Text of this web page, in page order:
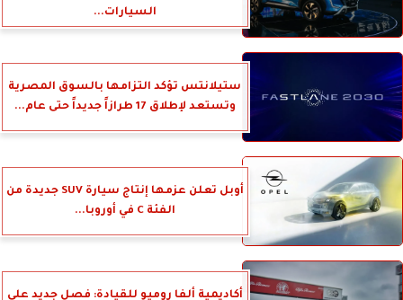
السيارات...
ستيلانتس تؤكد التزامها بالسوق المصرية
وتستعد لإطلاق 17 طرازاً جديداً حتى عام...
أوبل تعلن عزمها إنتاج سيارة SUV جديدة من
الفئة C في أوروبا...
أكاديمية ألفا روميو للقيادة: فصل جديد على